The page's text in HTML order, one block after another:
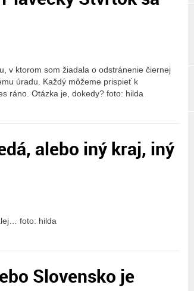
v ktorom som žiadala o odstránenie čiernej
úradu. Každý môžeme prispieť k
ráno. Otázka je, dokedy? foto: hilda
alebo iný kraj, iný
foto: hilda
Slovensko je